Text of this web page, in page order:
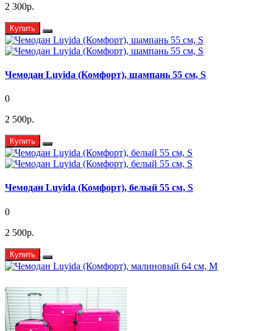
2 300р.
Купить
Чемодан Luyida (Комфорт), шампань 55 см, S
0
2 500р.
Купить
Чемодан Luyida (Комфорт), белый 55 см, S
0
2 500р.
Купить